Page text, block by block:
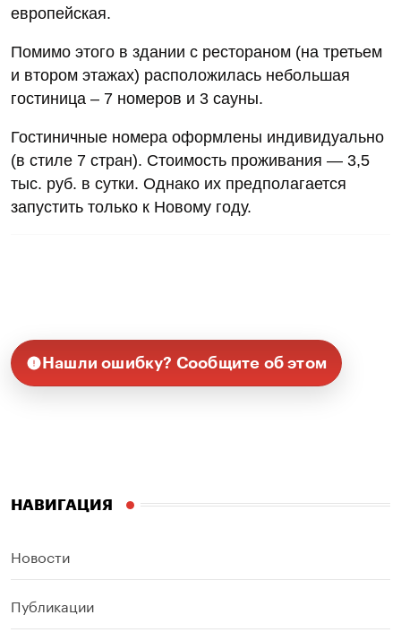
европейская.
Помимо этого в здании с рестораном (на третьем
и втором этажах) расположилась небольшая
гостиница – 7 номеров и 3 сауны.
Гостиничные номера оформлены индивидуально
(в стиле 7 стран). Стоимость проживания — 3,5
тыс. руб. в сутки. Однако их предполагается
запустить только к Новому году.
Нашли ошибку? Сообщите об этом
НАВИГАЦИЯ
Новости
Публикации